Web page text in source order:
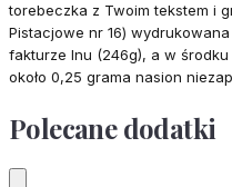
torebeczka z Twoim tekstem i
Pistacjowe nr 16)
fakturze lnu (246g), a w
około 0,25 grama nasion
Polecane dodatki